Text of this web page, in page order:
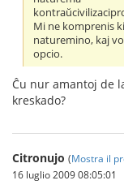
Mi ne komprenis
naturemino, kaj
opcio.
Ĉu nur amantoj de
kreskado?
Citronujo (Mostra il
16 luglio 2009 08:05:01